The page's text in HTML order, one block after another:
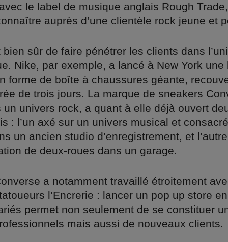
le label de musique anglais Rough
auprès d’une clientèle rock jeune et
sûr de faire pénétrer les clients dans
Nike, par exemple, a lancé à New York une
forme de boîte à chaussures géante,
de trois jours. La marque de sneakers
un univers rock, a quant à elle déjà ouvert
: l’un axé sur un univers musical et
un ancien studio d’enregistrement, et
de deux-roues dans un garage.
a notamment travaillé étroitement
l’Encrerie : lancer un pop up store
permet non seulement de se constituer
mais aussi de nouveaux clients.